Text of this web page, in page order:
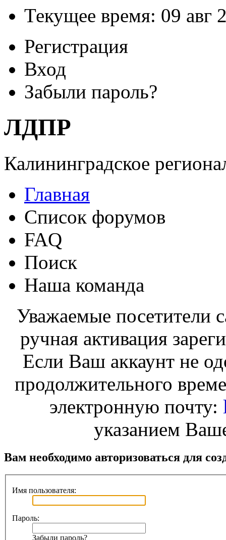
Текущее время: 09 авг
Регистрация
Вход
Забыли пароль?
ЛДПР
Калининградское
Главная
Список форумов
FAQ
Поиск
Наша команда
Уважаемые посетители
ручная активация
Если Ваш аккаунт не
продолжительного
электронную почту:
указанием
Вам необходимо авторизоваться для
Имя пользователя:
Пароль:
Забыли пароль?